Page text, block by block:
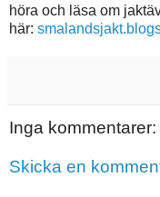
höra och läsa om
här:
Inga kommentarer:
Skicka en